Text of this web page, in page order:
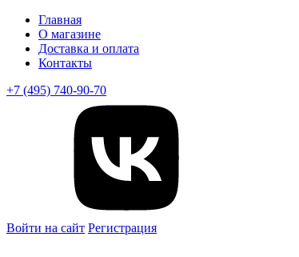
Главная
О магазине
Доставка и оплата
Контакты
+7 (495) 740-90-70
Войти на сайт Регистрация